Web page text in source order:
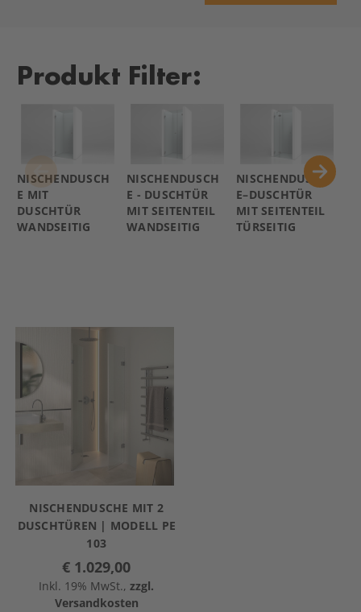
Produkt Filter:
NISCHENDUSCH
E MIT
DUSCHTÜR
WANDSEITIG
NISCHENDUSCH
E - DUSCHTÜR
MIT SEITENTEIL
WANDSEITIG
NISCHENDUSCH
E–DUSCHTÜR
MIT SEITENTEIL
TÜRSEITIG
NISCHENDUSCHE MIT 2
DUSCHTÜREN | MODELL PE
103
€ 1.029,00
Inkl. 19% MwSt., zzgl.
Versandkosten